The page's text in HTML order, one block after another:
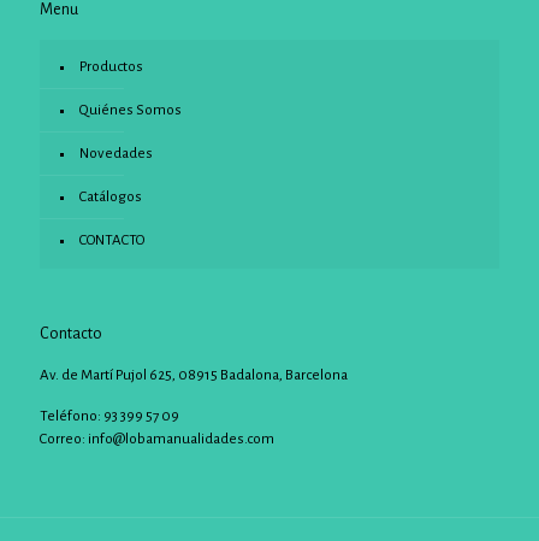
Menu
Productos
Quiénes Somos
Novedades
Catálogos
CONTACTO
Contacto
Av. de Martí Pujol 625, 08915 Badalona, Barcelona
Teléfono: 93 399 57 09
Correo: info@lobamanualidades.com